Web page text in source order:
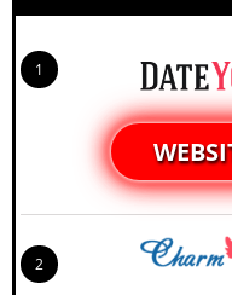
1
2